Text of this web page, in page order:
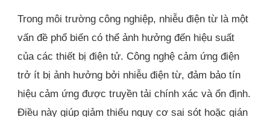
Trong môi trường công nghiệp, nhiễu điện từ là một
vấn đề phổ biến có thể ảnh hưởng đến hiệu suất
của các thiết bị điện tử. Công nghệ cảm ứng điện
trở ít bị ảnh hưởng bởi nhiễu điện từ, đảm bảo tín
hiệu cảm ứng được truyền tải chính xác và ổn định.
Điều này giúp giảm thiểu nguy cơ sai sót hoặc gián